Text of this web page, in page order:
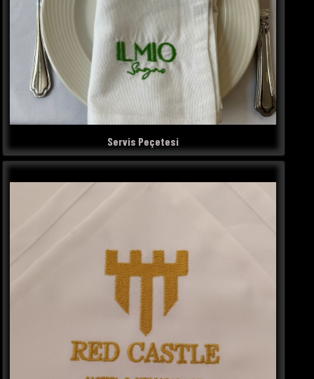
Servis Peçetesi